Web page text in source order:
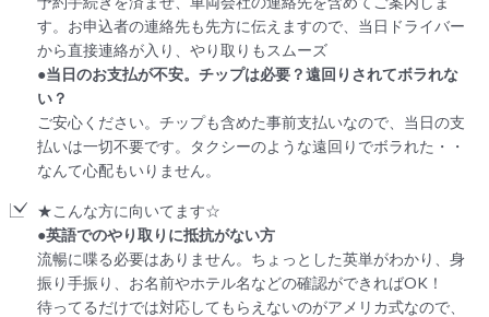
す。お申込者の連絡先も先方に伝えますので、当日ドライバー
から直接連絡が入り、やり取りもスムーズ
●当日のお支払が不安。チップは必要？遠回りされてボラれな
い？
ご安心ください。チップも含めた事前支払いなので、当日の支
払いは一切不要です。タクシーのような遠回りでボラれた・・
なんて心配もいりません。
★こんな方に向いてます☆
●英語でのやり取りに抵抗がない方
流暢に喋る必要はありません。ちょっとした英単がわかり、身
振り手振り、お名前やホテル名などの確認ができればOK！
待ってるだけでは対応してもらえないのがアメリカ式なので、